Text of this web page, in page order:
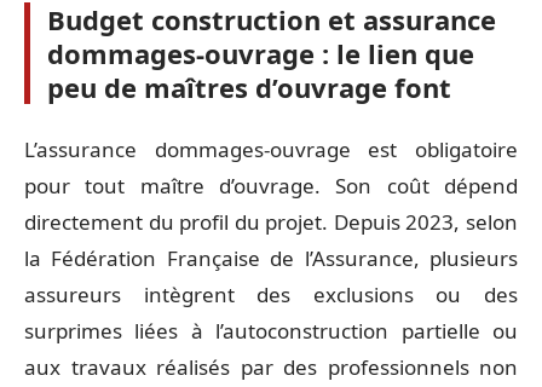
Budget construction et assurance
dommages-ouvrage : le lien que
peu de maîtres d’ouvrage font
L’assurance dommages-ouvrage est obligatoire
pour tout maître d’ouvrage. Son coût dépend
directement du profil du projet. Depuis 2023, selon
la Fédération Française de l’Assurance, plusieurs
assureurs intègrent des exclusions ou des
surprimes liées à l’autoconstruction partielle ou
aux travaux réalisés par des professionnels non